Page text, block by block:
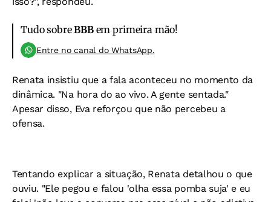
Tudo sobreBBBem primeira mão!
Entre no canal do WhatsApp.
Renata insistiu que a fala aconteceu no momento da
dinâmica. "Na hora do ao vivo. A gente sentada."
Apesar disso, Eva reforçou que não percebeu a
ofensa.
Tentando explicar a situação, Renata detalhou o que
ouviu. "Ele pegou e falou 'olha essa pomba suja' e eu